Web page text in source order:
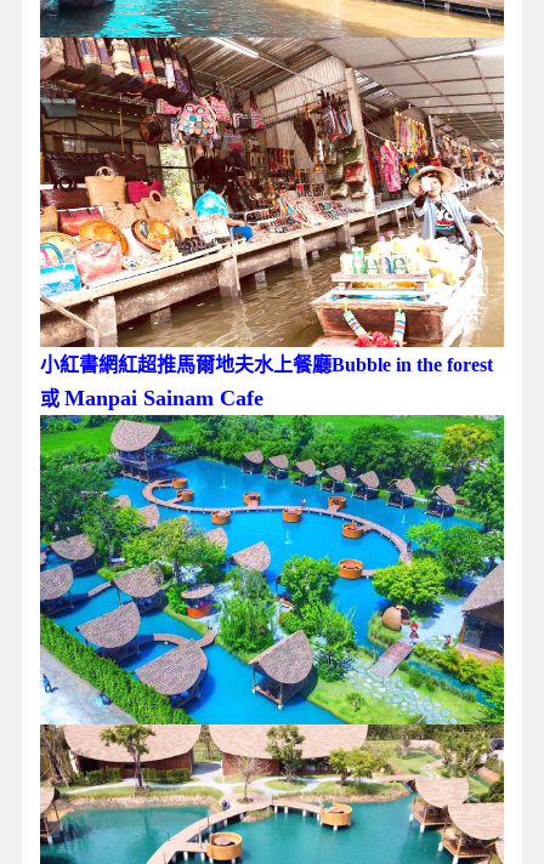
小紅書網紅超推馬爾地夫水上餐廳Bubble in the forest
或 Manpai Sainam Cafe